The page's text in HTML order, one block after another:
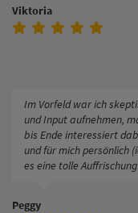
Viktoria
Im Vorfeld war ich
und Input aufnehmen,
bis Ende interessiert
und für mich persönlich
es eine tolle
Peggy